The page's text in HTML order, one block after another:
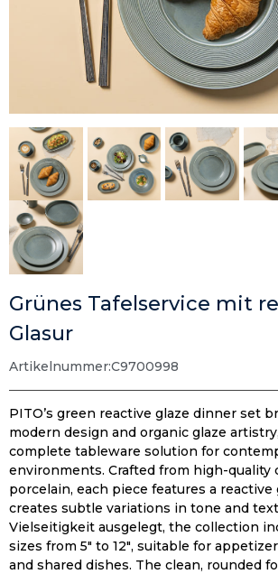
Grünes Tafelservice mit
Glasur
Artikelnummer:C9700998
PITO’s green reactive glaze dinner set
modern design and organic glaze artistry,
complete tableware solution for
environments. Crafted from high-quality
porcelain, each piece features a
creates subtle variations in tone and
Vielseitigkeit ausgelegt, the collection
sizes from 5″ to 12″, suitable for
and shared dishes. The clean, rounded